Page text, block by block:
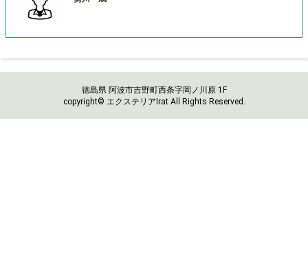
徳島県 阿波市吉野町西条字岡ノ川原 1F
copyright© エクステリアIrat All Rights Reserved.